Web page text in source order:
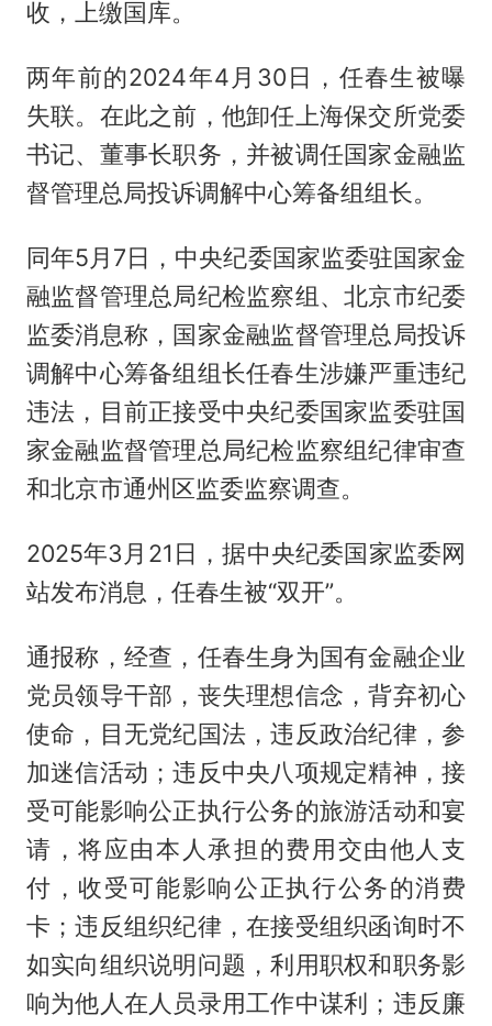
收，上缴国库。
两年前的2024年4月30日，任春生被曝
失联。在此之前，他卸任上海保交所党委
书记、董事长职务，并被调任国家金融监
督管理总局投诉调解中心筹备组组长。
同年5月7日，中央纪委国家监委驻国家金
融监督管理总局纪检监察组、北京市纪委
监委消息称，国家金融监督管理总局投诉
调解中心筹备组组长任春生涉嫌严重违纪
违法，目前正接受中央纪委国家监委驻国
家金融监督管理总局纪检监察组纪律审查
和北京市通州区监委监察调查。
2025年3月21日，据中央纪委国家监委网
站发布消息，任春生被“双开”。
通报称，经查，任春生身为国有金融企业
党员领导干部，丧失理想信念，背弃初心
使命，目无党纪国法，违反政治纪律，参
加迷信活动；违反中央八项规定精神，接
受可能影响公正执行公务的旅游活动和宴
请，将应由本人承担的费用交由他人支
付，收受可能影响公正执行公务的消费
卡；违反组织纪律，在接受组织函询时不
如实向组织说明问题，利用职权和职务影
响为他人在人员录用工作中谋利；违反廉